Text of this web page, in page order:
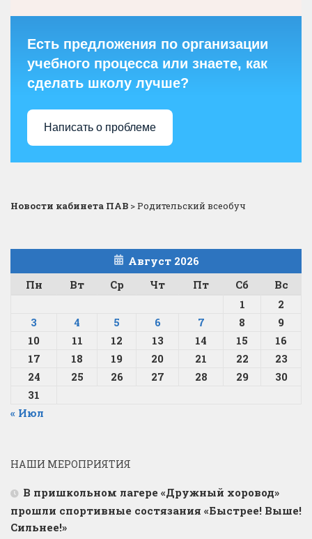
Есть предложения по организации
учебного процесса или знаете, как
сделать школу лучше?
Написать о проблеме
Новости кабинета ПАВ >Родительский всеобуч
Август 2026
Пн
Вт Ср Чт Пт Сб
Вс
1
2
3
4 5 6 7 8
9
10
11 12 13 14 15
16
17
18 19 20 21 22
23
24
25 26 27 28 29
30
31
« Июл
НАШИ МЕРОПРИЯТИЯ
В пришкольном лагере «Дружный хоровод»
прошли спортивные состязания «Быстрее! Выше!
Сильнее!»